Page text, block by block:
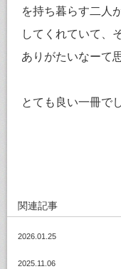
を持ち暮らす二人
してくれていて、
ありがたいなーて
とても良い一冊で
関連記事
2026.01.25
2025.11.06